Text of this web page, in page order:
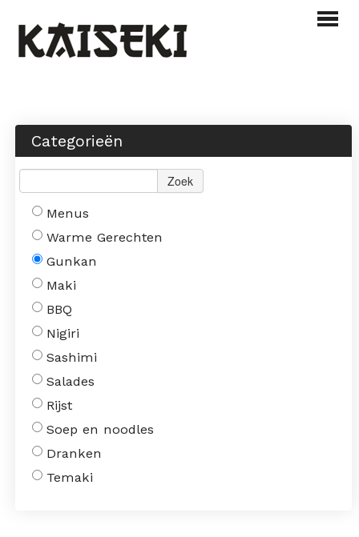
Menu
Over ons
INLOGGEN
Categorieën
Zoek
Menus
Warme Gerechten
Gunkan
Maki
BBQ
Nigiri
Sashimi
Salades
Rijst
Soep en noodles
Dranken
Temaki